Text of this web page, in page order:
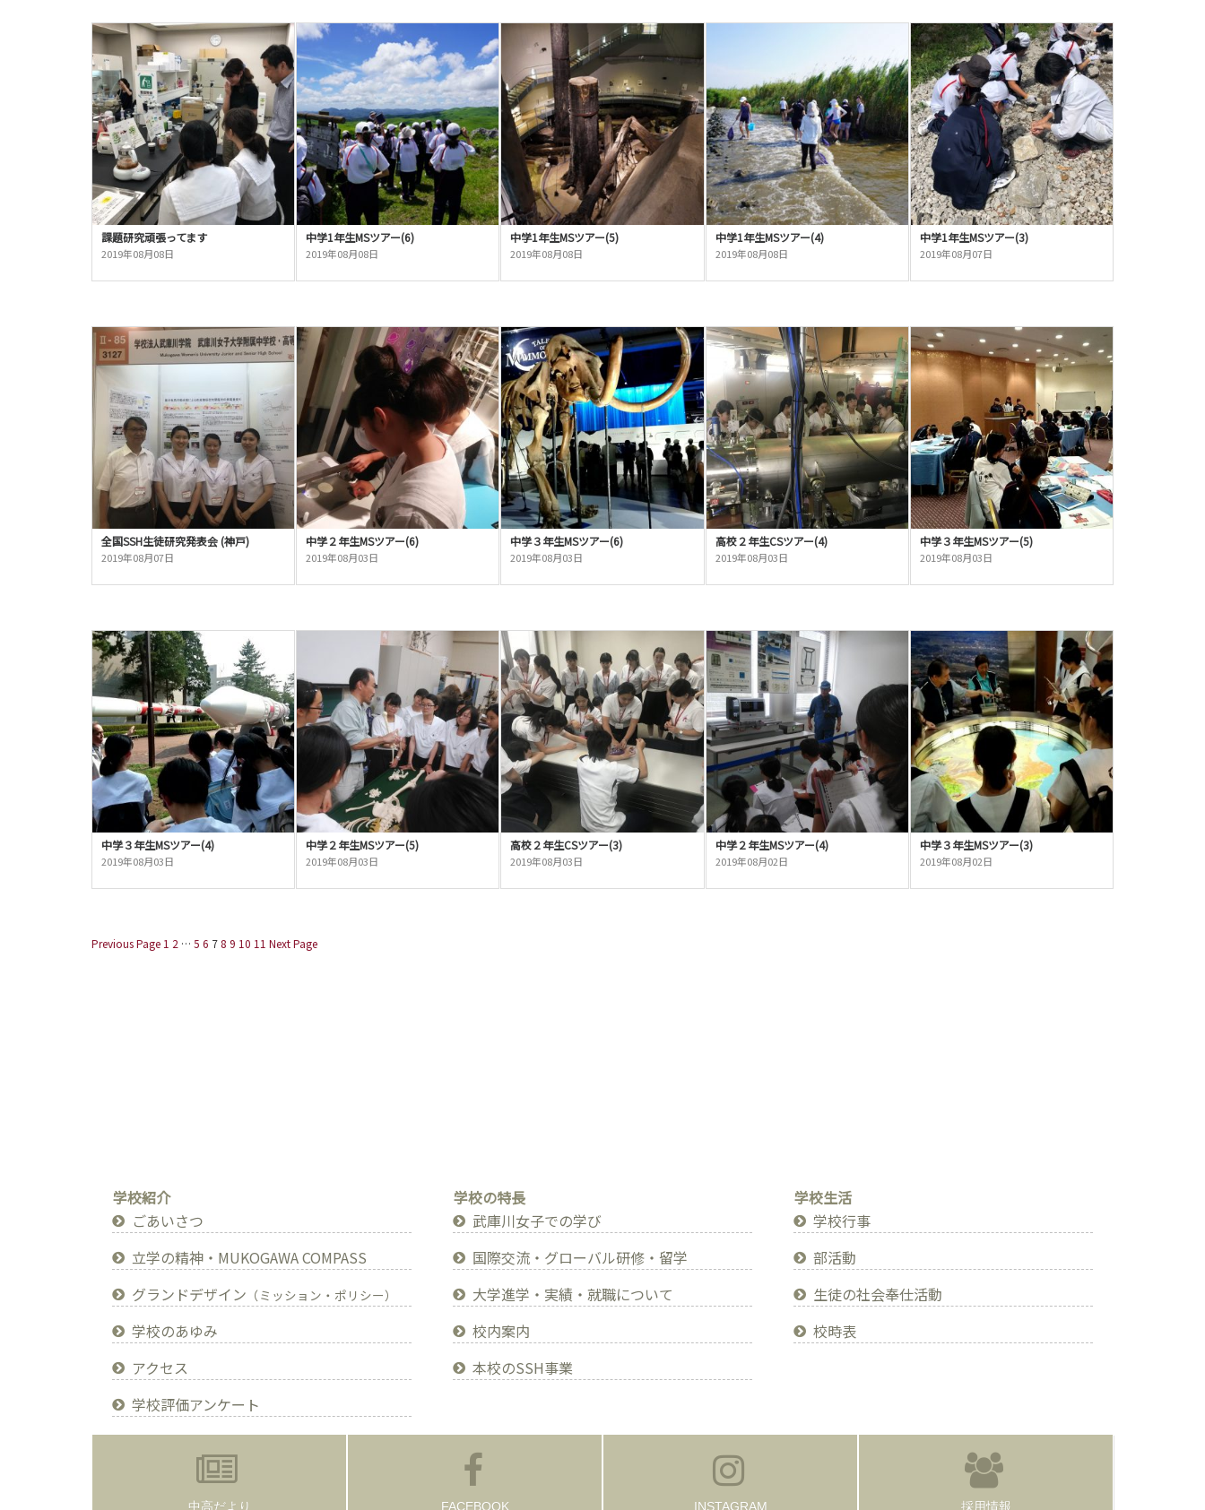
課題研究頑張ってます
2019年08月08日
中学1年生MSツアー(6)
2019年08月08日
中学1年生MSツアー(5)
2019年08月08日
中学1年生MSツアー(4)
2019年08月08日
中学1年生MSツアー(3)
2019年08月07日
全国SSH生徒研究発表会 (神戸)
2019年08月07日
中学２年生MSツアー(6)
2019年08月03日
中学３年生MSツアー(6)
2019年08月03日
高校２年生CSツアー(4)
2019年08月03日
中学３年生MSツアー(5)
2019年08月03日
中学３年生MSツアー(4)
2019年08月03日
中学２年生MSツアー(5)
2019年08月03日
高校２年生CSツアー(3)
2019年08月03日
中学２年生MSツアー(4)
2019年08月02日
中学３年生MSツアー(3)
2019年08月02日
Previous Page 1 2 … 5 6 7 8 9 10 11 Next Page
学校紹介
ごあいさつ
立学の精神・MUKOGAWA COMPASS
グランドデザイン （ミッション・ポリシー）
学校のあゆみ
アクセス
学校評価アンケート
学校の特長
武庫川女子での学び
国際交流・グローバル研修・留学
大学進学・実績・就職について
校内案内
本校のSSH事業
学校生活
学校行事
部活動
生徒の社会奉仕活動
校時表
中高だより FACEBOOK INSTAGRAM 採用情報